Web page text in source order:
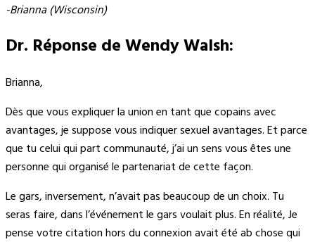
-Brianna (Wisconsin)
Dr. Réponse de Wendy Walsh:
Brianna,
Dès que vous expliquer la union en tant que copains avec
avantages, je suppose vous indiquer sexuel avantages. Et parce
que tu celui qui part communauté, j’ai un sens vous êtes une
personne qui organisé le partenariat de cette façon.
Le gars, inversement, n’avait pas beaucoup de un choix. Tu
seras faire, dans l’événement le gars voulait plus. En réalité, Je
pense votre citation hors du connexion avait été ab chose qui